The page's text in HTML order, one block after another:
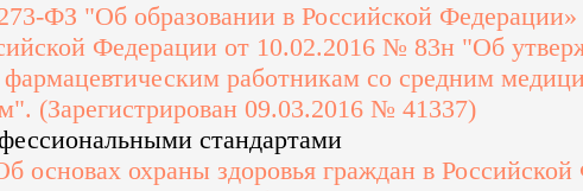
ФЗ "Об образовании в Российской Федерации»
Федерации от 10.02.2016 № 83н "Об
работникам со средним
(Зарегистрирован 09.03.2016 № 41337)
стандартами
охраны здоровья граждан в Российской